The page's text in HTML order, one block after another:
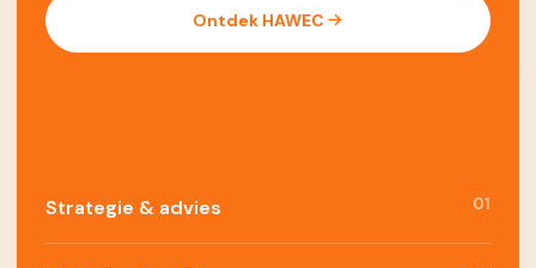
Ontdek HAWEC
Strategie & advies 01